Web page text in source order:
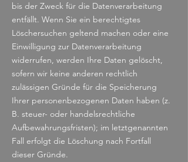
bis der Zweck für die Datenverarbeitung
entfällt. Wenn Sie ein berechtigtes
Löschersuchen geltend machen oder eine
Einwilligung zur Datenverarbeitung
widerrufen, werden Ihre Daten gelöscht,
sofern wir keine anderen rechtlich
zulässigen Gründe für die Speicherung
Ihrer personenbezogenen Daten haben (z.
B. steuer- oder handelsrechtliche
Aufbewahrungsfristen); im letztgenannten
Fall erfolgt die Löschung nach Fortfall
dieser Gründe.